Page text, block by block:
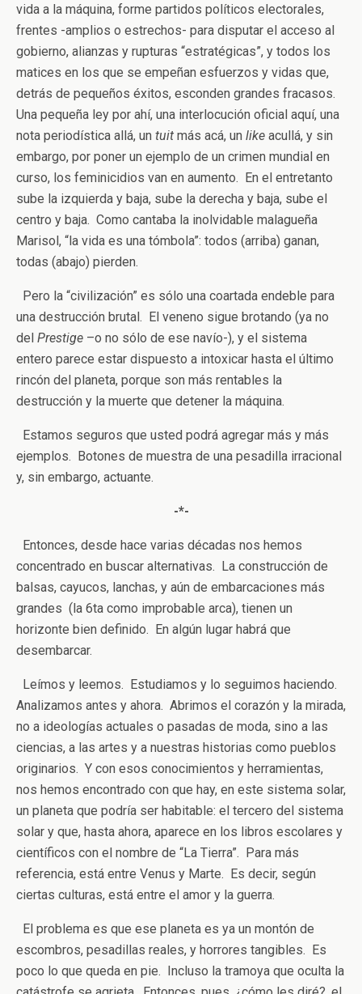
vida a la máquina, forme partidos políticos electorales,
frentes -amplios o estrechos- para disputar el acceso al
gobierno, alianzas y rupturas “estratégicas”, y todos los
matices en los que se empeñan esfuerzos y vidas que,
detrás de pequeños éxitos, esconden grandes fracasos.
Una pequeña ley por ahí, una interlocución oficial aquí, una
nota periodística allá, un tuit más acá, un like acullá, y sin
embargo, por poner un ejemplo de un crimen mundial en
curso, los feminicidios van en aumento. En el entretanto
sube la izquierda y baja, sube la derecha y baja, sube el
centro y baja. Como cantaba la inolvidable malagueña
Marisol, “la vida es una tómbola”: todos (arriba) ganan,
todas (abajo) pierden.
Pero la “civilización” es sólo una coartada endeble para
una destrucción brutal. El veneno sigue brotando (ya no
del Prestige –o no sólo de ese navío-), y el sistema
entero parece estar dispuesto a intoxicar hasta el último
rincón del planeta, porque son más rentables la
destrucción y la muerte que detener la máquina.
Estamos seguros que usted podrá agregar más y más
ejemplos. Botones de muestra de una pesadilla irracional
y, sin embargo, actuante.
-*-
Entonces, desde hace varias décadas nos hemos
concentrado en buscar alternativas. La construcción de
balsas, cayucos, lanchas, y aún de embarcaciones más
grandes (la 6ta como improbable arca), tienen un
horizonte bien definido. En algún lugar habrá que
desembarcar.
Leímos y leemos. Estudiamos y lo seguimos haciendo.
Analizamos antes y ahora. Abrimos el corazón y la mirada,
no a ideologías actuales o pasadas de moda, sino a las
ciencias, a las artes y a nuestras historias como pueblos
originarios. Y con esos conocimientos y herramientas,
nos hemos encontrado con que hay, en este sistema solar,
un planeta que podría ser habitable: el tercero del sistema
solar y que, hasta ahora, aparece en los libros escolares y
científicos con el nombre de “La Tierra”. Para más
referencia, está entre Venus y Marte. Es decir, según
ciertas culturas, está entre el amor y la guerra.
El problema es que ese planeta es ya un montón de
escombros, pesadillas reales, y horrores tangibles. Es
poco lo que queda en pie. Incluso la tramoya que oculta la